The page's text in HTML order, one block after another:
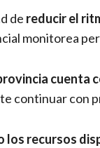
de reducir el
monitorea
cuenta
continuar con
los recursos